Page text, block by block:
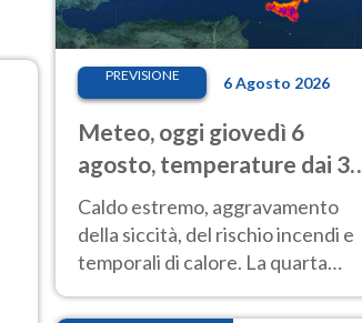
PREVISIONE 6 Agosto 2026
Meteo, oggi giovedì 6
agosto, temperature dai 33
ai 40 gradi
Caldo estremo, aggravamento
della siccità, del rischio incendi e
temporali di calore. La quarta
intensa ondata di calore non dà
tregua e durerà fino Ferragosto